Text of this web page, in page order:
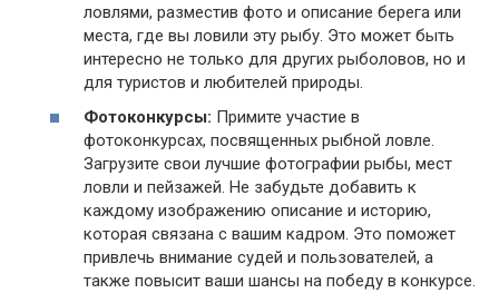
ловлями, разместив фото и описание берега или
места, где вы ловили эту рыбу. Это может быть
интересно не только для других рыболовов, но и
для туристов и любителей природы.
Фотоконкурсы: Примите участие в
фотоконкурсах, посвященных рыбной ловле.
Загрузите свои лучшие фотографии рыбы, мест
ловли и пейзажей. Не забудьте добавить к
каждому изображению описание и историю,
которая связана с вашим кадром. Это поможет
привлечь внимание судей и пользователей, а
также повысит ваши шансы на победу в конкурсе.